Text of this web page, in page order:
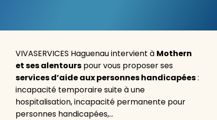
VIVASERVICES Haguenau intervient à Mothern
et ses alentours pour vous proposer ses
services d’aide aux personnes handicapées:
incapacité temporaire suite à une
hospitalisation, incapacité permanente pour
personnes handicapées,…